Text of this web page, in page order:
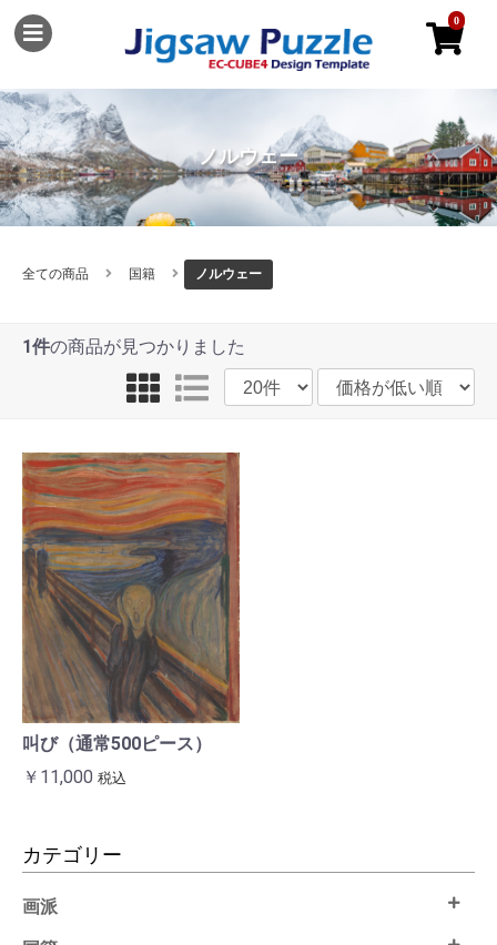
0
ノルウェー
全ての商品 国籍 ノルウェー
1件の商品が見つかりました
叫び（通常500ピース）
￥11,000 税込
カテゴリー
画派